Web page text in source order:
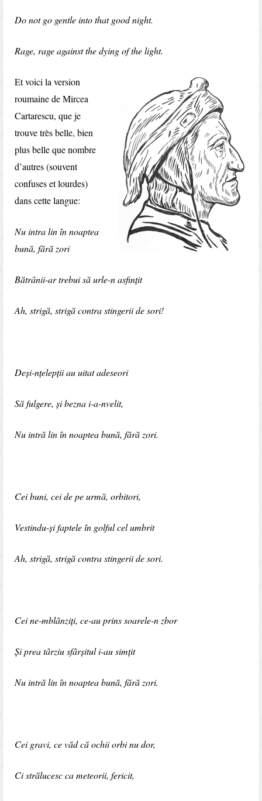
Do not go gentle into that good night.
Rage, rage against the dying of the light.
Et voici la version
roumaine de Mircea
Cartarescu, que je
trouve très belle, bien
plus belle que nombre
d’autres (souvent
confuses et lourdes)
dans cette langue:
Nu intra lin în noaptea
bună, fără zori
Bătrânii-ar trebui să urle-n asﬁnțit
Ah, strigă, strigă contra stingerii de sori!
Deși-nțelepții au uitat adeseori
Să fulgere, și bezna i-a-nvelit,
Nu intră lin în noaptea bună, fără zori.
Cei buni, cei de pe urmă, orbitori,
Vestindu-și faptele în golful cel umbrit
Ah, strigă, strigă contra stingerii de sori.
Cei ne-mblânziți, ce-au prins soarele-n zbor
Și prea târziu sfârșitul i-au simțit
Nu intră lin în noaptea bună, fără zori.
Cei gravi, ce văd că ochii orbi nu dor,
Ci strălucesc ca meteorii, fericit,